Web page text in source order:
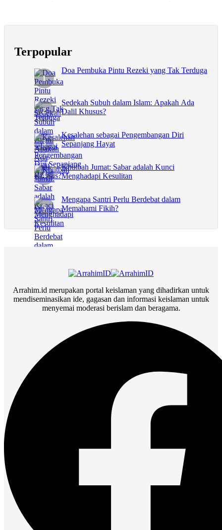
Terpopular
Doa Pembuka Pintu Rezeki yang Tak Terduga
Sedekah Subuh dalam Islam: Apakah Ada
Dalil Khusus?
Kesalehan sebagai Pengembangan Diri
Sepanjang Hayat
Khutbah Jumat: Sabar adalah Kunci
Menghadapi Kesulitan
Mengapa Santri Perlu Berdebat dalam
Memahami Fikih?
Arrahim.id merupakan portal keislaman yang dihadirkan untuk
mendiseminasikan ide, gagasan dan informasi keislaman untuk
menyemai moderasi berislam dan beragama.